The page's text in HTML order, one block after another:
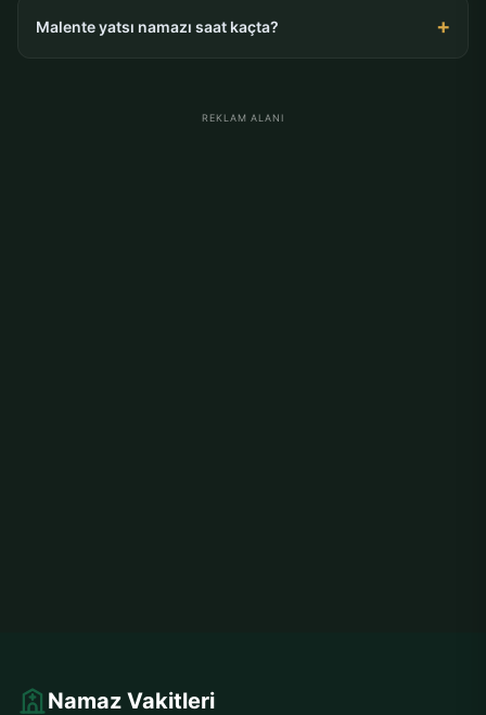
Malente yatsı namazı saat kaçta?
REKLAM ALANI
Namaz Vakitleri